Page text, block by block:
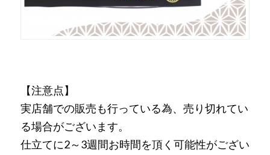
【注意点】
実店舗での販売も行っている為、売り切れてい
る場合がございます。
仕立てに2～3週間お時間を頂く可能性がござい